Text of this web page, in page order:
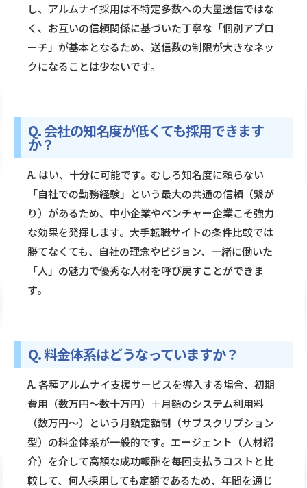
し、アルムナイ採用は不特定多数への大量送信ではな
く、お互いの信頼関係に基づいた丁寧な「個別アプロ
ーチ」が基本となるため、送信数の制限が大きなネッ
クになることは少ないです。
Q. 会社の知名度が低くても採用できます
か？
A. はい、十分に可能です。むしろ知名度に頼らない
「自社での勤務経験」という最大の共通の信頼（繋が
り）があるため、中小企業やベンチャー企業こそ強力
な効果を発揮します。大手転職サイトの条件比較では
勝てなくても、自社の理念やビジョン、一緒に働いた
「人」の魅力で優秀な人材を呼び戻すことができま
す。
Q. 料金体系はどうなっていますか？
A. 各種アルムナイ支援サービスを導入する場合、初期
費用（数万円〜数十万円）＋月額のシステム利用料
（数万円〜）という月額定額制（サブスクリプション
型）の料金体系が一般的です。エージェント（人材紹
介）を介して高額な成功報酬を毎回支払うコストと比
較して、何人採用しても定額であるため、年間を通じ